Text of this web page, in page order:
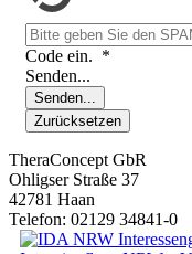
Code ein. *
Senden...
Senden...
Zurücksetzen
TheraConcept GbR
Ohligser Straße 37
42781 Haan
Telefon: 02129 34841-0